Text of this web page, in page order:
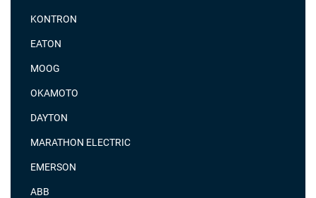
KONTRON
EATON
MOOG
OKAMOTO
DAYTON
MARATHON ELECTRIC
EMERSON
ABB